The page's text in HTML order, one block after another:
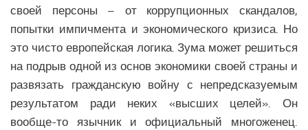
своей персоны – от коррупционных скандалов,
попытки импичмента и экономического кризиса. Но
это чисто европейская логика. Зума может решиться
на подрыв одной из основ экономики своей страны и
развязать гражданскую войну с непредсказуемым
результатом ради неких «высших целей». Он
вообще-то язычник и официальный многоженец.